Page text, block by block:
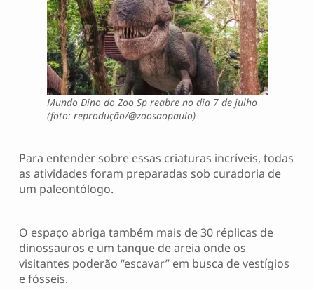
Mundo Dino do Zoo Sp reabre no dia 7 de julho
(foto: reprodução/@zoosaopaulo)
Para entender sobre essas criaturas incríveis, todas
as atividades foram preparadas sob curadoria de
um paleontólogo.
O espaço abriga também mais de 30 réplicas de
dinossauros e um tanque de areia onde os
visitantes poderão “escavar” em busca de vestígios
e fósseis.